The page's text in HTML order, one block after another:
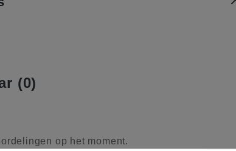
(0)
op het moment.